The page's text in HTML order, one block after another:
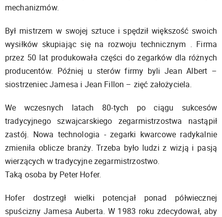
mechanizmów.
Był mistrzem w swojej sztuce i spędził większość swoich
wysiłków skupiając się na rozwoju technicznym . Firma
przez 50 lat produkowała części do zegarków dla różnych
producentów. Później u sterów firmy byli Jean Albert –
siostrzeniec Jamesa i Jean Fillon – zięć założyciela.
We wczesnych latach 80-tych po ciągu sukcesów
tradycyjnego szwajcarskiego zegarmistrzostwa nastąpił
zastój. Nowa technologia - zegarki kwarcowe radykalnie
zmieniła oblicze branży. Trzeba było ludzi z wizją i pasją
wierzących w tradycyjne zegarmistrzostwo.
Taką osoba by Peter Hofer.
Hofer dostrzegł wielki potencjał ponad półwiecznej
spuścizny Jamesa Auberta. W 1983 roku zdecydował, aby